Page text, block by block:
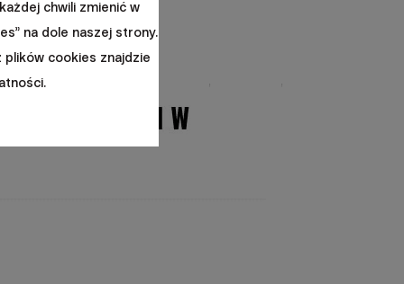
polskiego
chwili zmienić w
na dole naszej strony.
cookies znajdzie